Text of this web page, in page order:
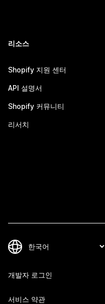
리소스
Shopify 지원 센터
API 설명서
Shopify 커뮤니티
리서치
개발자 로그인
서비스 약관